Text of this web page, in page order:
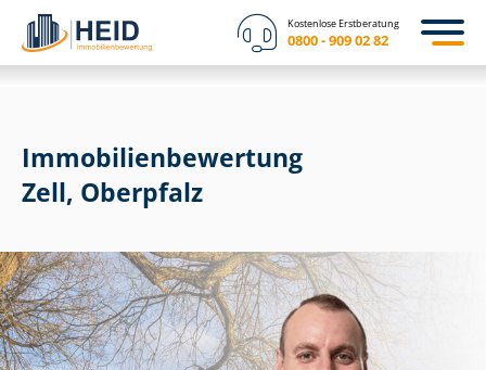
Kostenlose Erstberatung
0800 - 909 02 82
Immobilien­bewertung
Zell, Oberpfalz